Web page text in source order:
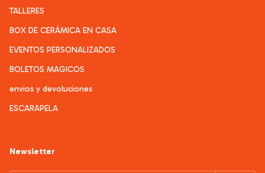
TALLERES
BOX DE CERÁMICA EN CASA
EVENTOS PERSONALIZADOS
BOLETOS MAGICOS
envios y devoluciones
ESCARAPELA
Newsletter